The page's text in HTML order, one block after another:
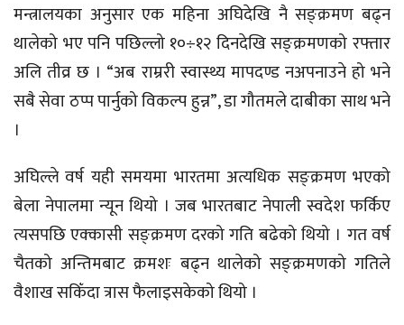
मन्त्रालयका अनुसार एक महिना अघिदेखि नै सङ्क्रमण बढ्न
थालेको भए पनि पछिल्लो १०÷१२ दिनदेखि सङ्क्रमणको रफ्तार
अलि तीव्र छ । “अब राम्ररी स्वास्थ्य मापदण्ड नअपनाउने हो भने
सबै सेवा ठप्प पार्नुको विकल्प हुन्न”, डा गौतमले दाबीका साथ भने
।
अघिल्ले वर्ष यही समयमा भारतमा अत्यधिक सङ्क्रमण भएको
बेला नेपालमा न्यून थियो । जब भारतबाट नेपाली स्वदेश फर्किए
त्यसपछि एक्कासी सङ्क्रमण दरको गति बढेको थियो । गत वर्ष
चैतको अन्तिमबाट क्रमशः बढ्न थालेको सङ्क्रमणको गतिले
वैशाख सकिँदा त्रास फैलाइसकेको थियो ।